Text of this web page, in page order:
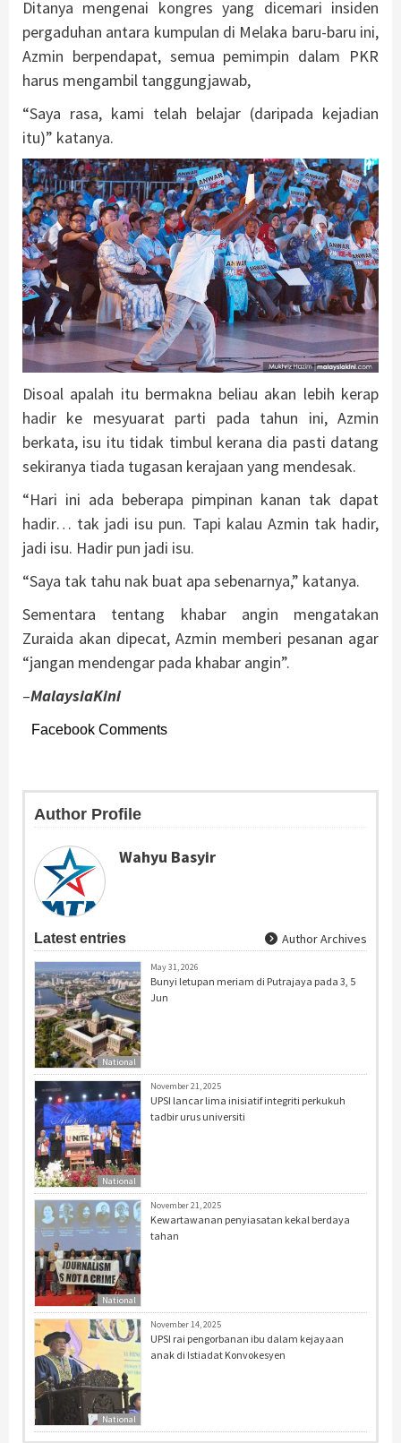
Ditanya mengenai kongres yang dicemari insiden
pergaduhan antara kumpulan di Melaka baru-baru ini,
Azmin berpendapat, semua pemimpin dalam PKR
harus mengambil tanggungjawab,
“Saya rasa, kami telah belajar (daripada kejadian
itu)” katanya.
Disoal apalah itu bermakna beliau akan lebih kerap
hadir ke mesyuarat parti pada tahun ini, Azmin
berkata, isu itu tidak timbul kerana dia pasti datang
sekiranya tiada tugasan kerajaan yang mendesak.
“Hari ini ada beberapa pimpinan kanan tak dapat
hadir… tak jadi isu pun. Tapi kalau Azmin tak hadir,
jadi isu. Hadir pun jadi isu.
“Saya tak tahu nak buat apa sebenarnya,” katanya.
Sementara tentang khabar angin mengatakan
Zuraida akan dipecat, Azmin memberi pesanan agar
“jangan mendengar pada khabar angin”.
–MalaysiaKini
Facebook Comments
Author Profile
Wahyu Basyir
Latest entries Author Archives
National
May 31, 2026
Bunyi letupan meriam di Putrajaya pada 3, 5
Jun
National
November 21, 2025
UPSI lancar lima inisiatif integriti perkukuh
tadbir urus universiti
National
November 21, 2025
Kewartawanan penyiasatan kekal berdaya
tahan
National
November 14, 2025
UPSI rai pengorbanan ibu dalam kejayaan
anak di Istiadat Konvokesyen